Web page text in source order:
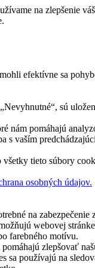
na zlepšenie
efektívne sa
sú
nám pomáhajú
s vaším
tieto súbory
osobných údajov.
na
webovej
farebného motívu.
zlepšovať
sa používajú na